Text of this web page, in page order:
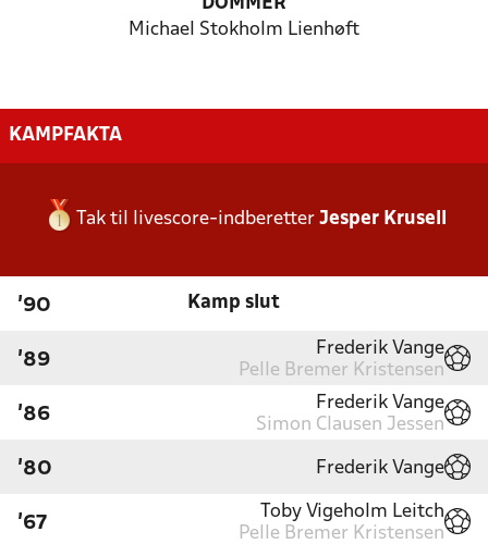
DOMMER
Michael Stokholm Lienhøft
KAMPFAKTA
Tak til livescore-indberetter Jesper Krusell
'90 Kamp slut
'89
Frederik Vange
Pelle Bremer Kristensen
'86
Frederik Vange
Simon Clausen Jessen
'80 Frederik Vange
'67
Toby Vigeholm Leitch
Pelle Bremer Kristensen